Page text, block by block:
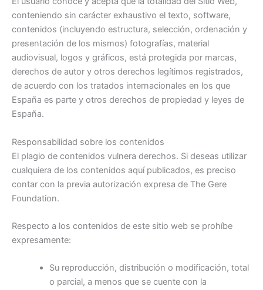
conteniendo sin carácter exhaustivo el texto, software,
contenidos (incluyendo estructura, selección, ordenación y
presentación de los mismos) fotografías, material
audiovisual, logos y gráficos, está protegida por marcas,
derechos de autor y otros derechos legítimos registrados,
de acuerdo con los tratados internacionales en los que
España es parte y otros derechos de propiedad y leyes de
España.
Responsabilidad sobre los contenidos
El plagio de contenidos vulnera derechos. Si deseas utilizar
cualquiera de los contenidos aquí publicados, es preciso
contar con la previa autorización expresa de The Gere
Foundation.
Respecto a los contenidos de este sitio web se prohíbe
expresamente:
Su reproducción, distribución o modificación, total
o parcial, a menos que se cuente con la